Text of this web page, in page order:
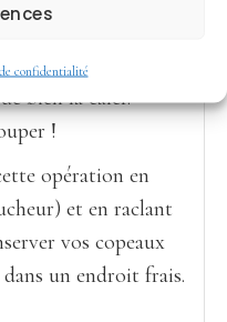
confidentialité
droit. Pensez à
contre vous, avec
bien la caler.
!
opération en
et en raclant
vos copeaux
un endroit frais.